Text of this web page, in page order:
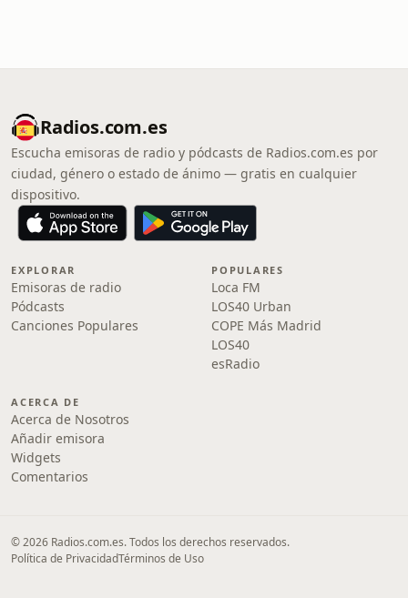
Radios.com.es
Escucha emisoras de radio y pódcasts de Radios.com.es por
ciudad, género o estado de ánimo — gratis en cualquier
dispositivo.
EXPLORAR
Emisoras de radio
Pódcasts
Canciones Populares
POPULARES
Loca FM
LOS40 Urban
COPE Más Madrid
LOS40
esRadio
ACERCA DE
Acerca de Nosotros
Añadir emisora
Widgets
Comentarios
© 2026 Radios.com.es. Todos los derechos reservados.
Política de PrivacidadTérminos de Uso